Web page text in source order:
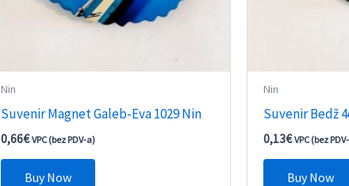
Nin
Suvenir Magnet Galeb-Eva 1029 Nin
0,66€ VPC (bez PDV-a)
Buy Now
Nin
Suvenir Bedž
0,13€ VPC (bez
Buy Now